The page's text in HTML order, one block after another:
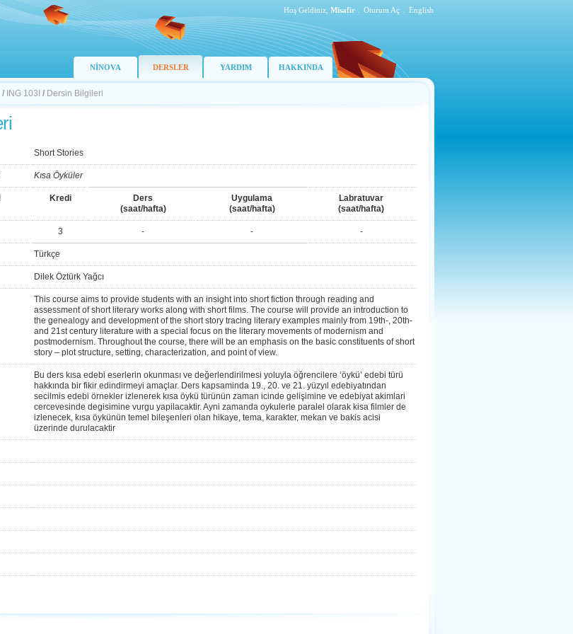
Hoş Geldiniz, Misafir Oturum Aç English
NİNOVA DERSLER YARDIM HAKKINDA
/ ING 103I / Dersin Bilgileri
Short Stories
Kısa Öyküler
Kredi
Ders
(saat/hafta)
Uygulama
(saat/hafta)
Labratuvar
(saat/hafta)
3 - - -
Türkçe
Dilek Öztürk Yağcı
This course aims to provide students with an insight into short fiction through reading and
assessment of short literary works along with short films. The course will provide an introduction to
the genealogy and development of the short story tracing literary examples mainly from 19th-, 20th-
and 21st century literature with a special focus on the literary movements of modernism and
postmodernism. Throughout the course, there will be an emphasis on the basic constituents of short
story – plot structure, setting, characterization, and point of view.
Bu ders kısa edebi eserlerin okunması ve değerlendirilmesi yoluyla öğrencilere ‘öykü’ edebi türü
hakkında bir fikir edindirmeyi amaçlar. Ders kapsaminda 19., 20. ve 21. yüzyıl edebiyatından
secilmis edebi örnekler izlenerek kısa öykü türünün zaman icinde gelişimine ve edebiyat akimlari
cercevesinde degisimine vurgu yapilacaktir. Ayni zamanda oykulerle paralel olarak kisa filmler de
izlenecek, kısa öykünün temel bileşenleri olan hikaye, tema, karakter, mekan ve bakis acisi
üzerinde durulacaktir